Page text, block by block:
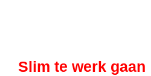
Slim te werk gaan